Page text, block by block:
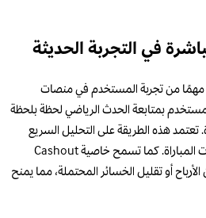
في التجربة الحديثة
مهمًا من تجربة المستخدم في منصات
بمتابعة الحدث الرياضي لحظة بلحظة
تعتمد هذه الطريقة على التحليل السريع
للأداء والتفاعل المباشر مع تغييرات المباراة. كما تسمح خاصية Cashout
أو تقليل الخسائر المحتملة، مما يمنح